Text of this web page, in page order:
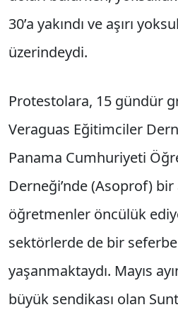
30’a yakındı ve aşırı
üzerindeydi.
Protestolara, 15 gündür
Veraguas Eğitimciler
Panama Cumhuriyeti
Derneği’nde (Asoprof)
öğretmenler öncülük
sektörlerde de bir
yaşanmaktaydı. Mayıs
büyük sendikası olan